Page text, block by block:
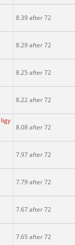
8.39 after 72
8.29 after 72
8.25 after 72
8.22 after 72
8.08 after 72
7.97 after 72
7.79 after 72
7.67 after 72
7.65 after 72